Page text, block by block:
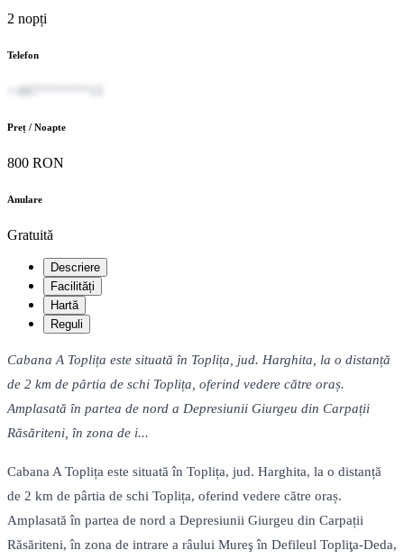
2 nopți
Telefon
+407******11
Preț / Noapte
800 RON
Anulare
Gratuită
Descriere
Facilități
Hartă
Reguli
Cabana A Toplița este situată în Toplița, jud. Harghita, la o distanță
de 2 km de pârtia de schi Toplița, oferind vedere către oraș.
Amplasată în partea de nord a Depresiunii Giurgeu din Carpații
Răsăriteni, în zona de i...
Cabana A Toplița este situată în Toplița, jud. Harghita, la o distanță
de 2 km de pârtia de schi Toplița, oferind vedere către oraș.
Amplasată în partea de nord a Depresiunii Giurgeu din Carpații
Răsăriteni, în zona de intrare a râului Mureş în Defileul Topliţa-Deda,